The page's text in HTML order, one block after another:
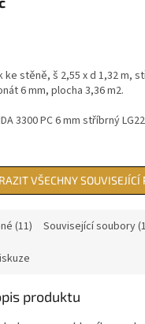
ke stěně, š 2,55 x d 1,32 m,
6 mm, plocha 3,36 m2.
3300 PC 6 mm stříbrný
VŠECHNY SOUVISEJÍCÍ
(11) Související soubory
produktu